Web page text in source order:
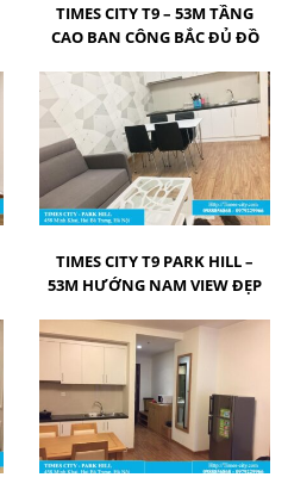
TIMES CITY T9 – 53M TẦNG
CAO BAN CÔNG BẮC ĐỦ ĐỒ
TIMES CITY T9 PARK HILL –
53M HƯỚNG NAM VIEW ĐẸP